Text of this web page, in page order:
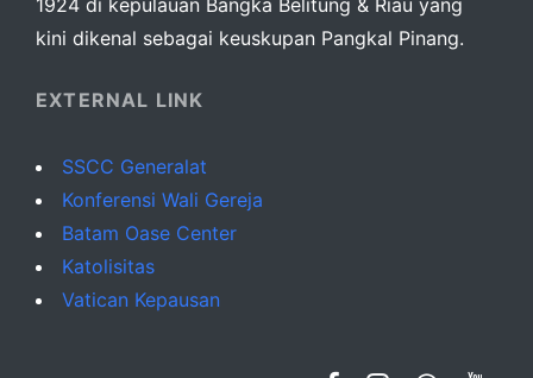
kini dikenal sebagai keuskupan Pangkal Pinang.
EXTERNAL LINK
SSCC Generalat
Konferensi Wali Gereja
Batam Oase Center
Katolisitas
Vatican Kepausan